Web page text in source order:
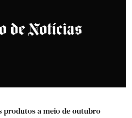
produtos a meio de outubro